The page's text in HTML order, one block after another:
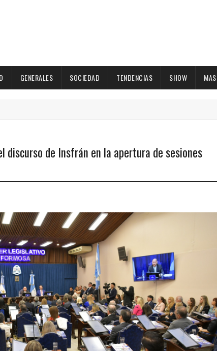
GENERALES SOCIEDAD TENDENCIAS SHOW
discurso de Insfrán en la apertura de sesiones